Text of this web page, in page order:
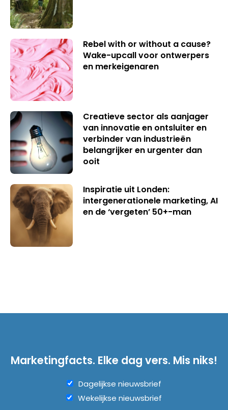
Rebel with or without a cause?
Wake-upcall voor ontwerpers
en merkeigenaren
Creatieve sector als aanjager
van innovatie en ontsluiter en
verbinder van industrieën
belangrijker en urgenter dan
ooit
Inspiratie uit Londen:
intergenerationele marketing, AI
en de ‘vergeten’ 50+-man
Marketingfacts. Elke dag vers. Mis niks!
Dagelijkse nieuwsbrief
Wekelijkse nieuwsbrief